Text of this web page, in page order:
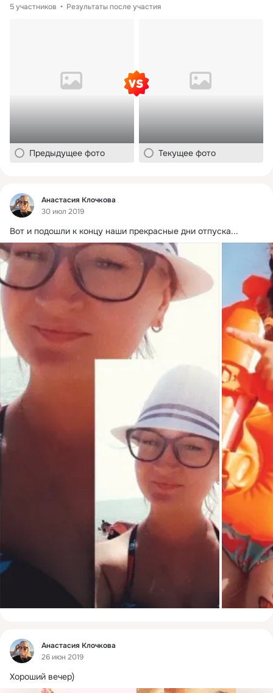
5 участников Результаты после участия
Предыдущее фото Текущее фото
Фид
Анастасия Клочкова
30 июл 2019
Вот и подошли к концу наши прекрасные дни отпуска...
Фид
Анастасия Клочкова
26 июн 2019
Хороший вечер)